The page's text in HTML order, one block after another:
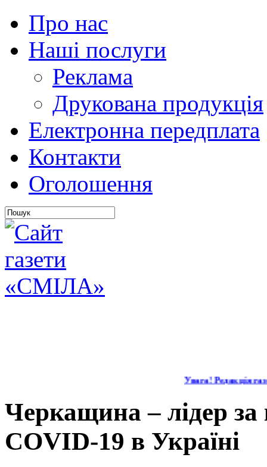
Про нас
Наші послуги
Реклама
Друкована продукція
Електронна передплата
Контакти
Оголошення
Увага! Редакція
Черкащина – лідер
COVID-19 в Україні